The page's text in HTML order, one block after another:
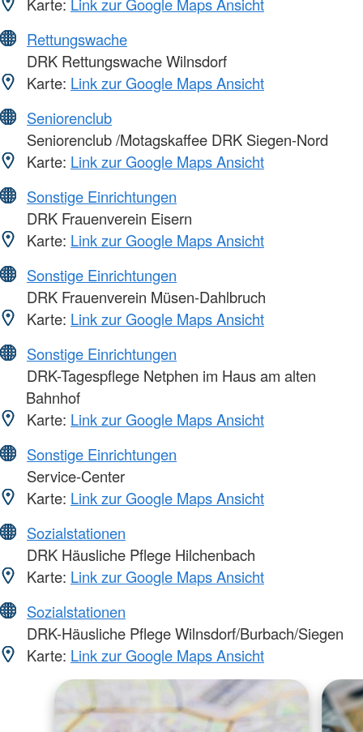
Rettungswache
DRK Rettungswache Wilnsdorf
Karte: Link zur Google Maps Ansicht
Seniorenclub
Seniorenclub /Motagskaffee DRK Siegen-Nord
Karte: Link zur Google Maps Ansicht
Sonstige Einrichtungen
DRK Frauenverein Eisern
Karte: Link zur Google Maps Ansicht
Sonstige Einrichtungen
DRK Frauenverein Müsen-Dahlbruch
Karte: Link zur Google Maps Ansicht
Sonstige Einrichtungen
DRK-Tagespflege Netphen im Haus am alten
Bahnhof
Karte: Link zur Google Maps Ansicht
Sonstige Einrichtungen
Service-Center
Karte: Link zur Google Maps Ansicht
Sozialstationen
DRK Häusliche Pflege Hilchenbach
Karte: Link zur Google Maps Ansicht
Sozialstationen
DRK-Häusliche Pflege Wilnsdorf/Burbach/Siegen
Karte: Link zur Google Maps Ansicht